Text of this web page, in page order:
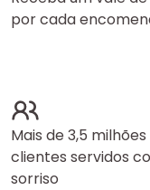
por cada
Mais de 3,5
clientes servidos
sorriso